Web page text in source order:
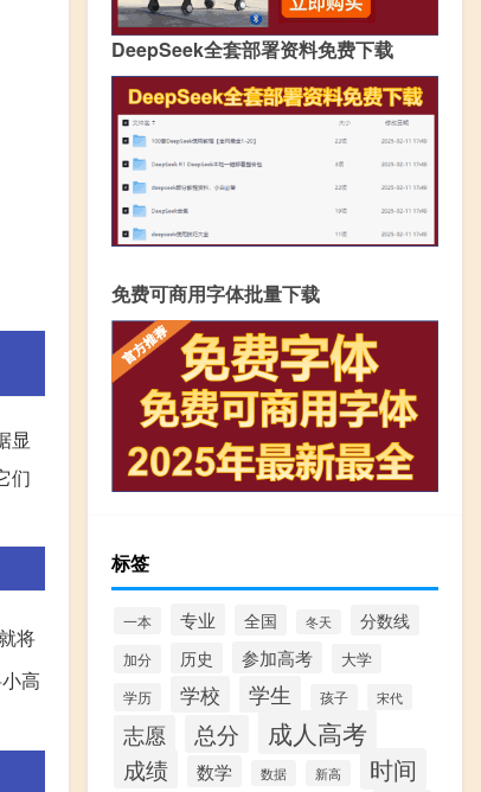
显
们
将
高
DeepSeek全套部署资料免费下载
免费可商用字体批量下载
标签
一本 专业 全国 冬天 分数线
加分 历史 参加高考 大学
学历 学校 学生 孩子 宋代
志愿 总分 成人高考
成绩 数学 数据 新高 时间